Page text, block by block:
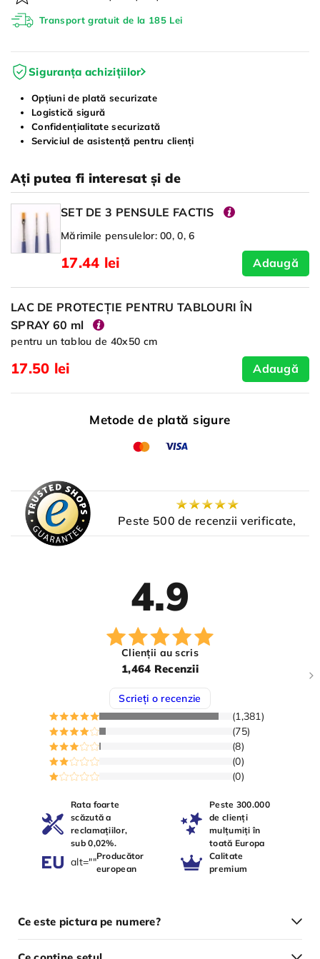
Transport gratuit de la 185 Lei
Siguranța achizițiilor
Opțiuni de plată securizate
Logistică sigură
Confidențialitate securizată
Serviciul de asistență pentru clienți
Ați putea fi interesat și de
SET DE 3 PENSULE FACTIS
Mărimile pensulelor: 00, 0, 6
17.44 lei Adaugă
LAC DE PROTECȚIE PENTRU TABLOURI ÎN
SPRAY 60 ml
pentru un tablou de 40x50 cm
17.50 lei Adaugă
Metode de plată sigure
Peste 500 de recenzii verificate,
4.9
Clienții au scris
1,464 Recenzii
Scrieți o recenzie
(1,381)
(75)
(8)
(0)
(0)
Rata foarte
scăzută a
reclamațiilor,
sub 0,02%.
Peste 300.000
de clienți
mulțumiți în
toată Europa
alt=""Producător
european
Calitate
premium
Ce este pictura pe numere?